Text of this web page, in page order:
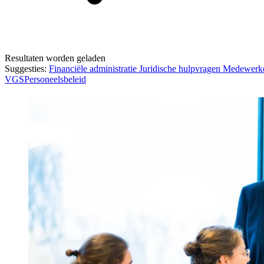
Resultaten worden geladen
Suggesties: Financiële administratie Juridische hulpvragen
VGSPersoneelsbeleid